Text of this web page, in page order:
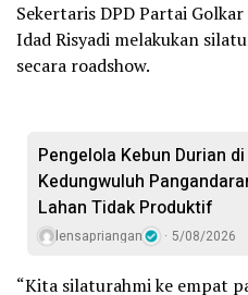
Sekertaris DPD Partai
Idad Risyadi melakukan
secara roadshow.
Pengelola Kebun Durian di
Kedungwuluh
Lahan Tidak Produktif ‎
lensapriangan 5/08/2026
“Kita silaturahmi ke empat